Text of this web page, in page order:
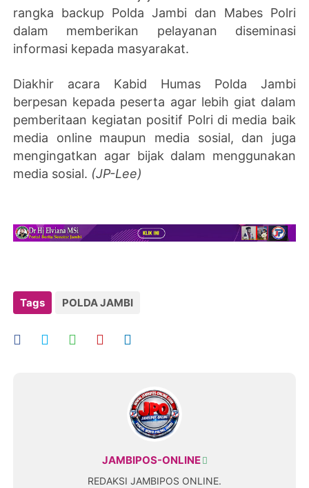
rangka backup Polda Jambi dan Mabes Polri
dalam memberikan pelayanan diseminasi
informasi kepada masyarakat.
Diakhir acara Kabid Humas Polda Jambi
berpesan kepada peserta agar lebih giat dalam
pemberitaan kegiatan positif Polri di media baik
media online maupun media sosial, dan juga
mengingatkan agar bijak dalam menggunakan
media sosial. (JP-Lee)
Tags POLDA JAMBI
JAMBIPOS-ONLINE
REDAKSI JAMBIPOS ONLINE.